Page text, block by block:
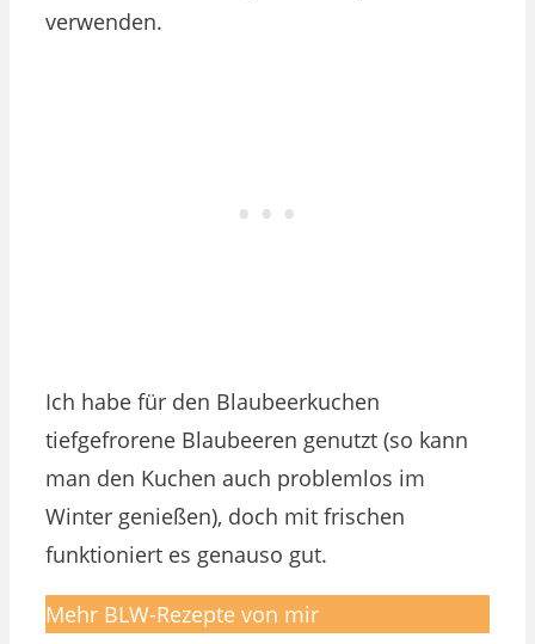
verwenden.
Ich habe für den Blaubeerkuchen
tiefgefrorene Blaubeeren genutzt (so kann
man den Kuchen auch problemlos im
Winter genießen), doch mit frischen
funktioniert es genauso gut.
Mehr BLW-Rezepte von mir